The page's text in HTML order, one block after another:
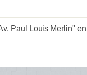
Paul Louis Merlin"